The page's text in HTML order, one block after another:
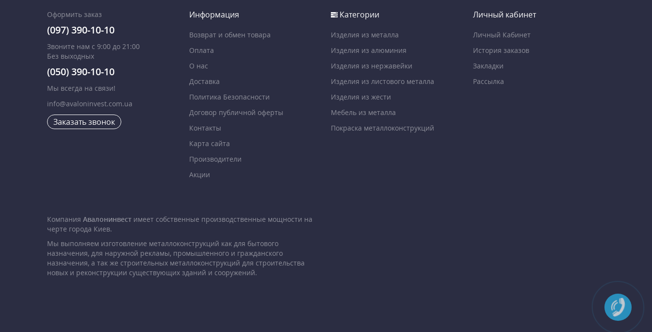
Оформить заказ
(097) 390-10-10
Звоните нам с 9:00 до 21:00
Без выходных
(050) 390-10-10
Мы всегда на связи!
info@avaloninvest.com.ua
Заказать звонок
Информация
Возврат и обмен товара
Оплата
О нас
Доставка
Политика Безопасности
Договор публичной оферты
Контакты
Карта сайта
Производители
Акции
Категории
Изделия из металла
Изделия из алюминия
Изделия из нержавейки
Изделия из листового металла
Изделия из жести
Мебель из металла
Покраска металлоконструкций
Личный кабинет
Личный Кабинет
История заказов
Закладки
Рассылка
Компания Авалонинвест имеет собственные производственные мощности на
черте города Киев.
Мы выполняем изготовление металлоконструкций как для бытового
назначения, для наружной рекламы, промышленного и гражданского
назначения, а так же строительных металлоконструкций для строительства
новых и реконструкции существующих зданий и сооружений.